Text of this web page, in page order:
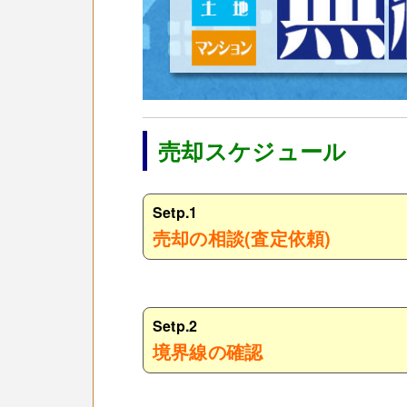
売却スケジュール
Setp.1
売却の相談(査定依頼)
Setp.2
境界線の確認